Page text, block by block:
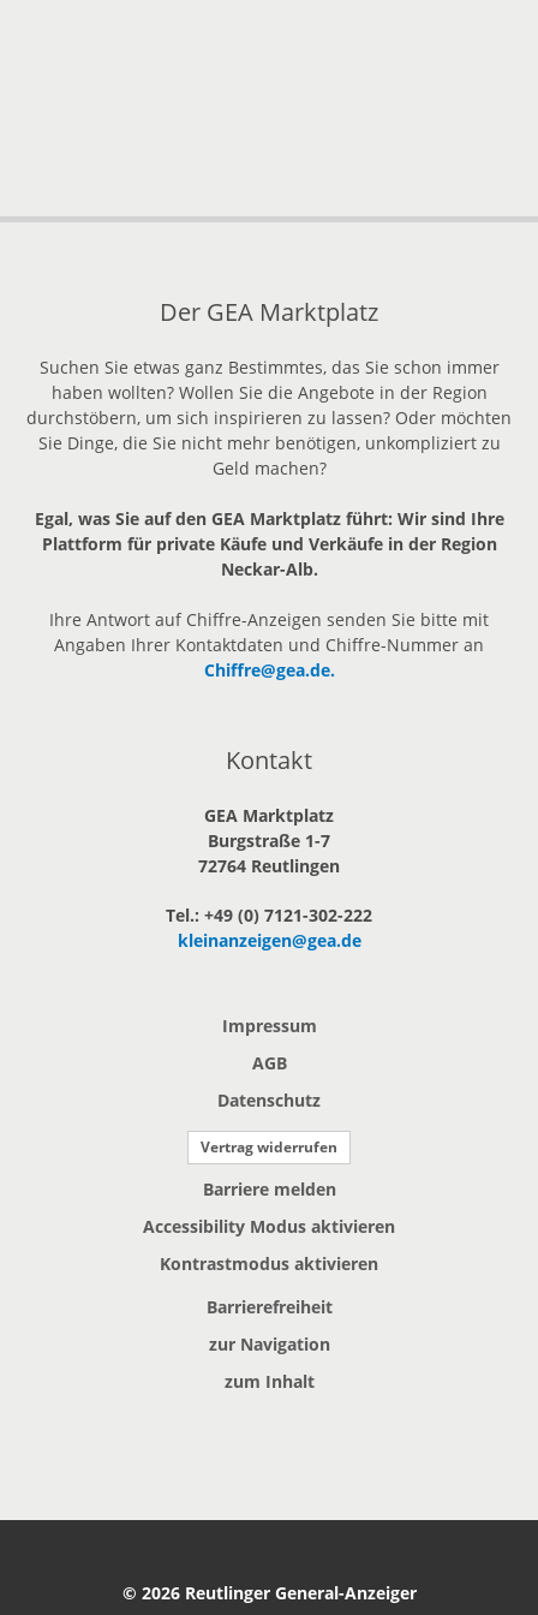
Der GEA Marktplatz
Suchen Sie etwas ganz Bestimmtes, das Sie schon immer
haben wollten? Wollen Sie die Angebote in der Region
durchstöbern, um sich inspirieren zu lassen? Oder möchten
Sie Dinge, die Sie nicht mehr benötigen, unkompliziert zu
Geld machen?
Egal, was Sie auf den GEA Marktplatz führt: Wir sind Ihre
Plattform für private Käufe und Verkäufe in der Region
Neckar-Alb.
Ihre Antwort auf Chiffre-Anzeigen senden Sie bitte mit
Angaben Ihrer Kontaktdaten und Chiffre-Nummer an
Chiffre@gea.de.
Kontakt
GEA Marktplatz
Burgstraße 1-7
72764 Reutlingen
Tel.: +49 (0) 7121-302-222
kleinanzeigen@gea.de
Impressum
AGB
Datenschutz
Vertrag widerrufen
Barriere melden
Accessibility Modus aktivieren
Kontrastmodus aktivieren
Barrierefreiheit
zur Navigation
zum Inhalt
© 2026 Reutlinger General-Anzeiger